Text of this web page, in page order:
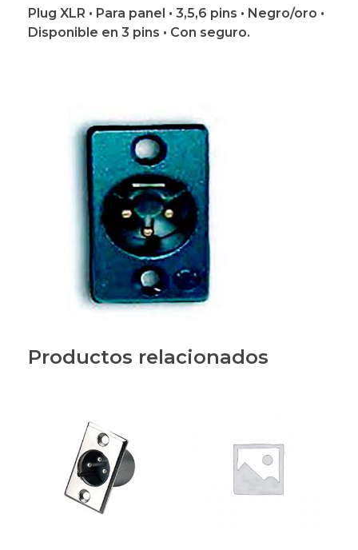
Plug XLR • Para panel • 3,5,6 pins • Negro/oro •
Disponible en 3 pins • Con seguro.
Productos relacionados